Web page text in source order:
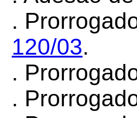
.
120/03.
.
.